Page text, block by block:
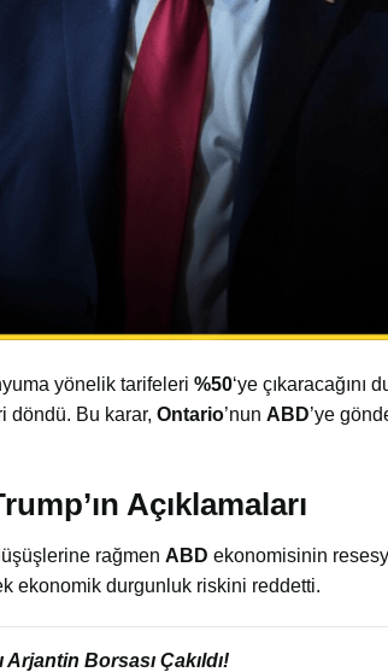
yönelik tarifeleri %50‘ye çıkaracağını
döndü. Bu karar, Ontario’nun ABD’ye
Açıklamaları
rağmen ABD ekonomisinin
ekonomik durgunluk riskini reddetti.
Borsası Çakıldı!